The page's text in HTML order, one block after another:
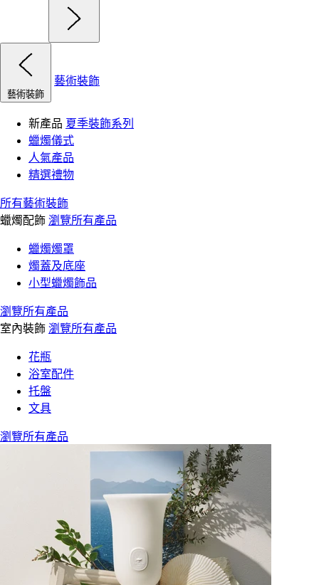
藝術裝飾
藝術裝飾
新產品 夏季裝飾系列
蠟燭儀式
人氣產品
精選禮物
所有藝術裝飾
蠟燭配飾 瀏覽所有產品
蠟燭燭罩
燭蓋及底座
小型蠟燭飾品
瀏覽所有產品
室內裝飾 瀏覽所有產品
花瓶
浴室配件
托盤
文具
瀏覽所有產品